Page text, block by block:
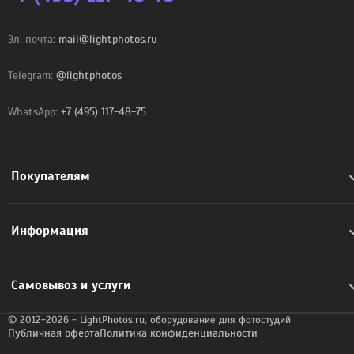
Эл. почта: mail@lightphotos.ru
Telegram: @lightphotos
WhatsApp: +7 (495) 117-48-75
Покупателям
Информация
Самовывоз и услуги
© 2012-2026 - LightPhotos.ru, оборудование для фотостудий
Публичная офертаПолитика конфиденциальности